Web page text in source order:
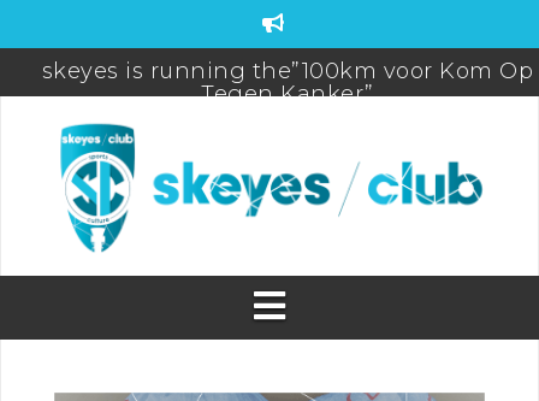
skeyes is running the”100km voor Kom Op
Tegen Kanker”
FDS-FIC-CAMO Teambuilding
skeyes participates to De Warmste week/
for life
Brussels Airport (Half) Marathon 2025
PROMO! New Season Badminton & Futsal
skeyes